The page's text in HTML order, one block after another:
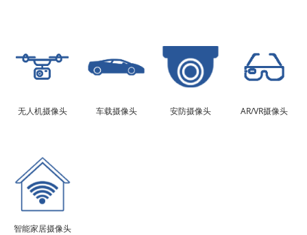
无人机摄像头 车载摄像头 安防摄像头 AR/VR摄像头
智能家居摄像头